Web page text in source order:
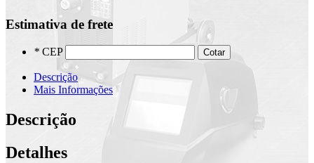
Estimativa de frete
* CEP Cotar
Descrição
Mais Informações
Descrição
Detalhes